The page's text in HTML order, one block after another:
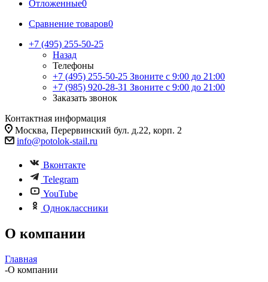
Отложенные0
Сравнение товаров0
+7 (495) 255-50-25
Назад
Телефоны
+7 (495) 255-50-25 Звоните с 9:00 до 21:00
+7 (985) 920-28-31 Звоните с 9:00 до 21:00
Заказать звонок
Контактная информация
Москва, Перервинский бул. д.22, корп. 2
info@potolok-stail.ru
Вконтакте
Telegram
YouTube
Одноклассники
О компании
Главная
-О компании